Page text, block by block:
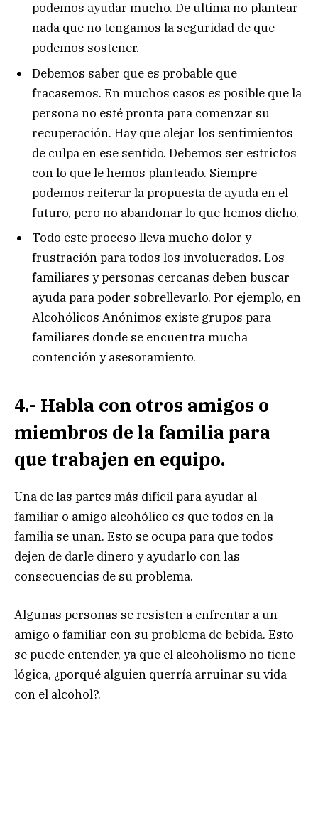
podemos ayudar mucho. De ultima no plantear
nada que no tengamos la seguridad de que
podemos sostener.
Debemos saber que es probable que
fracasemos. En muchos casos es posible que la
persona no esté pronta para comenzar su
recuperación. Hay que alejar los sentimientos
de culpa en ese sentido. Debemos ser estrictos
con lo que le hemos planteado. Siempre
podemos reiterar la propuesta de ayuda en el
futuro, pero no abandonar lo que hemos dicho.
Todo este proceso lleva mucho dolor y
frustración para todos los involucrados. Los
familiares y personas cercanas deben buscar
ayuda para poder sobrellevarlo. Por ejemplo, en
Alcohólicos Anónimos existe grupos para
familiares donde se encuentra mucha
contención y asesoramiento.
4.- Habla con otros amigos o
miembros de la familia para
que trabajen en equipo.
Una de las partes más difícil para ayudar al
familiar o amigo alcohólico es que todos en la
familia se unan. Esto se ocupa para que todos
dejen de darle dinero y ayudarlo con las
consecuencias de su problema.
Algunas personas se resisten a enfrentar a un
amigo o familiar con su problema de bebida. Esto
se puede entender, ya que el alcoholismo no tiene
lógica, ¿porqué alguien querría arruinar su vida
con el alcohol?.